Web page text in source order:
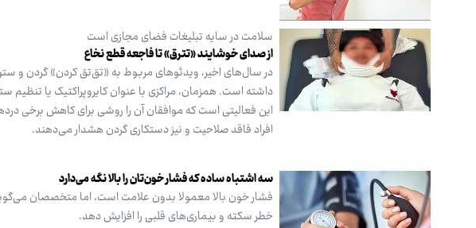
سلامت در سایه تبلیغات فضای مجازی است
از صدای خوشایند «تترق» تا فاجعه قطع نخاع
در سال‌های اخیر، ویدئوهای مربوط به «تق‌تق کردن» گردن و
داشته است. همزمان، مراکزی با عنوان کایروپراکتیک یا
این فعالیتی است که موافقان آن را روشی برای کاهش برخی
افراد فاقد صلاحیت و نیز دستکاری گردن هشدار می‌دهند.
سه اشتباه ساده که فشار خون‌تان را بالا نگه می‌دارد
فشار خون بالا معمولا بدون علامت است، اما متخصصان
خطر سکته و بیماری‌های قلبی را افزایش دهد.